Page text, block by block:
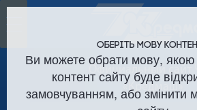
Официальный сайт
«Кредмаш»
ОБЕРІТЬ МОВУ
Ви можете обрати мову,
контент сайту буде
замовчуванням, або змінити